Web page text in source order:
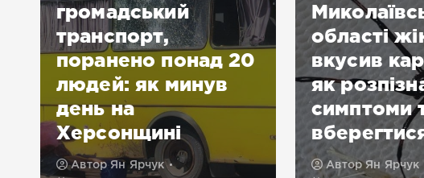
громадський
транспорт,
поранено понад 20
людей: як минув
день на
Херсонщині
АвторЯн Ярчук
області
вкусив
як
симптоми
АвторЯн Ярчук